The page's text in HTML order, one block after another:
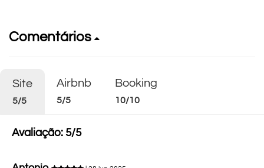
Comentários
Site
5/5
Airbnb
5/5
Booking
10/10
Avaliação: 5/5